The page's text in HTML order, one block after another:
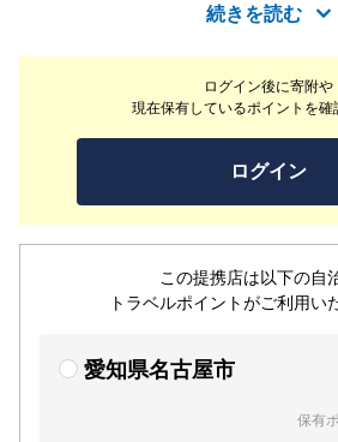
ログイン後に寄附や
現在保有しているポイントを確
ログイン
この提携店は以下の自
トラベルポイントがご利用い
愛知県名古屋市
保有
けしたい”という想いを貫く「一本
「ライブキッチン」でご覧いただけ
ぎ」は、選び抜いた最高の一匹をそ
ぱりっと香ばしい皮。ふわっと肉厚
って。丸ごと一本の贅沢をご賞味く
続きを読む